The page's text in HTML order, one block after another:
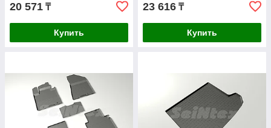
20 571 ₸
Купить
23 616 ₸
Купить